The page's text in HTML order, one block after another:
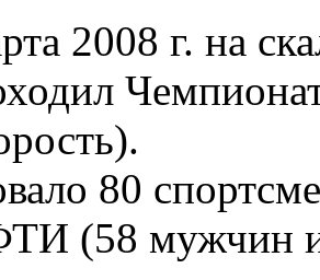
2008 г. на
Чемпионат
80
(58 мужчин